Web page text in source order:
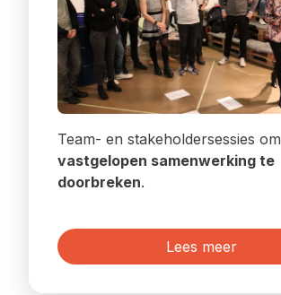
Team- en stakeholdersessies om
vastgelopen samenwerking te
doorbreken.
Lees meer